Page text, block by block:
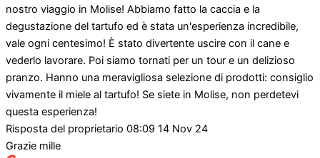
nostro viaggio in Molise! Abbiamo fatto la caccia e la
degustazione del tartufo ed è stata un'esperienza incredibile,
vale ogni centesimo! È stato divertente uscire con il cane e
vederlo lavorare. Poi siamo tornati per un tour e un delizioso
pranzo. Hanno una meravigliosa selezione di prodotti: consiglio
vivamente il miele al tartufo! Se siete in Molise, non perdetevi
questa esperienza!
Risposta del proprietario 08:09 14 Nov 24
Grazie mille